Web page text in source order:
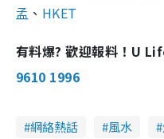
孟 、 HKET
有料爆? 歡迎報料！U
9610 1996
網絡熱話 風水